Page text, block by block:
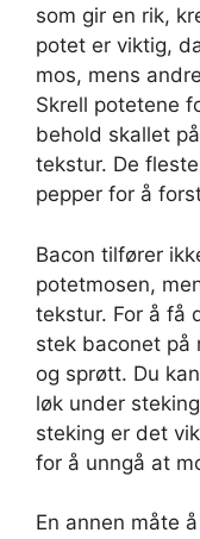
som gir en rik,
potet er viktig,
mos, mens
Skrell potetene
behold skallet
tekstur. De
pepper for å
Bacon tilfører
potetmosen,
tekstur. For å få
stek baconet på
og sprøtt. Du
løk under
steking er det
for å unngå at
En annen måte